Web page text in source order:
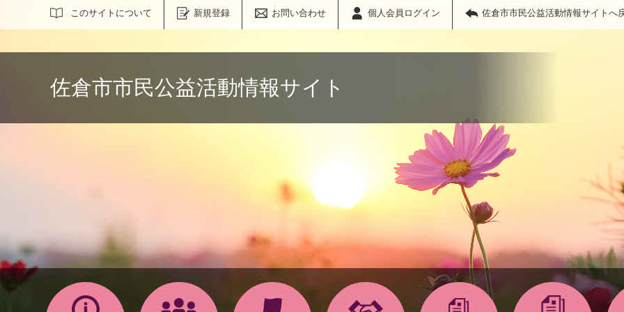
このサイトについて 新規登録 お問い合わせ 個人会員ログイン 佐倉市市民公益活動情報サイトへ
サイト内検索
佐倉市市民公益活動情報サイト